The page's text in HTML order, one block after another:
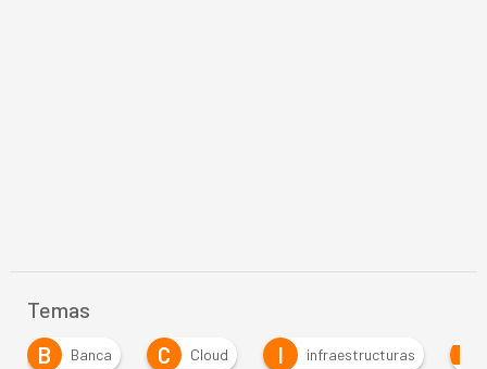
Temas
C
Cloud I infraestructuras Inteligencia